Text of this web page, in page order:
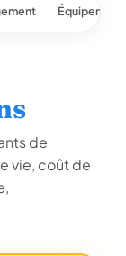
de
vie, coût de